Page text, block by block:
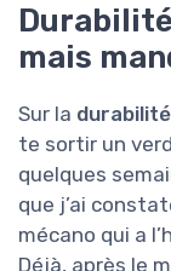
mais
Sur la durabilité
te sortir un
quelques
que j’ai
mécano qui a
Déjà, après le